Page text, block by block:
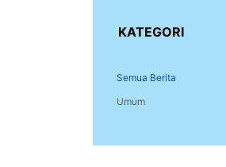
KATEGORI
Semua Berita
Umum